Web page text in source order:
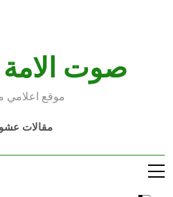
صوت الامة
موقع اعلامي
مقالات